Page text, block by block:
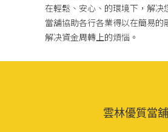
在輕鬆、安心、的環境下，解决
當舖協助各行各業得以在簡易的
解决資金周轉上的煩惱。
雲林優質當舖